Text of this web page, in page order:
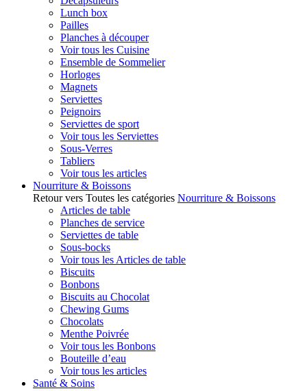
Lunch box
Pailles
Planches à découper
Voir tous les Cuisine
Ensemble de Sommelier
Horloges
Magnets
Serviettes
Peignoirs
Serviettes de sport
Voir tous les Serviettes
Sous-Verres
Tabliers
Voir tous les articles
Nourriture & Boissons
Retour vers Toutes les catégories Nourriture & Boissons
Articles de table
Planches de service
Serviettes de table
Sous-bocks
Voir tous les Articles de table
Biscuits
Bonbons
Biscuits au Chocolat
Chewing Gums
Chocolats
Menthe Poivrée
Voir tous les Bonbons
Bouteille d’eau
Voir tous les articles
Santé & Soins